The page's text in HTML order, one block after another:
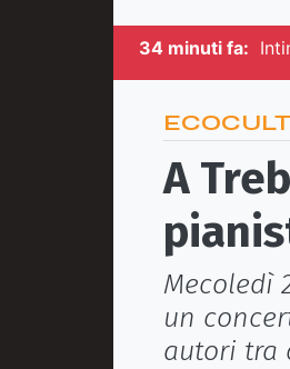
34 minuti fa:
ECOCULT
A
Mecoledì
un
autori tra